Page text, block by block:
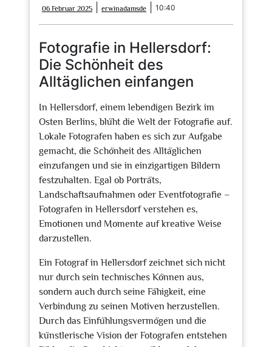
06 Februar 2025
Februar
2025
erwinadamsde erwinadamsde
10:40
Fotografie in Hellersdorf:
Die Schönheit des
Alltäglichen einfangen
In Hellersdorf, einem lebendigen Bezirk im
Osten Berlins, blüht die Welt der Fotografie auf.
Lokale Fotografen haben es sich zur Aufgabe
gemacht, die Schönheit des Alltäglichen
einzufangen und sie in einzigartigen Bildern
festzuhalten. Egal ob Porträts,
Landschaftsaufnahmen oder Eventfotografie –
Fotografen in Hellersdorf verstehen es,
Emotionen und Momente auf kreative Weise
darzustellen.
Ein Fotograf in Hellersdorf zeichnet sich nicht
nur durch sein technisches Können aus,
sondern auch durch seine Fähigkeit, eine
Verbindung zu seinen Motiven herzustellen.
Durch das Einfühlungsvermögen und die
künstlerische Vision der Fotografen entstehen